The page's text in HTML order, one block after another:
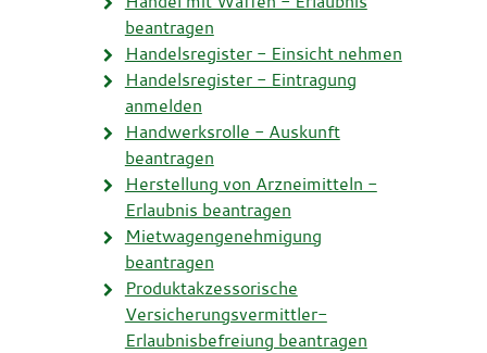
beantragen
Handelsregister - Einsicht nehmen
Handelsregister - Eintragung
anmelden
Handwerksrolle - Auskunft
beantragen
Herstellung von Arzneimitteln -
Erlaubnis beantragen
Mietwagengenehmigung
beantragen
Produktakzessorische
Versicherungsvermittler-
Erlaubnisbefreiung beantragen